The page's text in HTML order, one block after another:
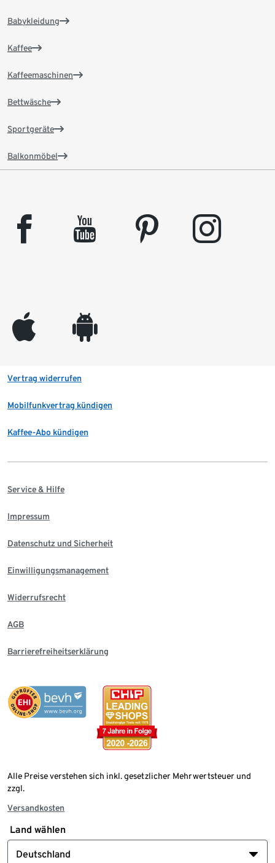
Babykleidung
Kaffee
Kaffeemaschinen
Bettwäsche
Sportgeräte
Balkonmöbel
facebook youtube pinterest instagram
appleinc android
Vertrag widerrufen
Mobilfunkvertrag kündigen
Kaffee-Abo kündigen
Service & Hilfe
Impressum
Datenschutz und Sicherheit
Einwilligungsmanagement
Widerrufsrecht
AGB
Barrierefreiheitserklärung
Alle Preise verstehen sich inkl. gesetzlicher Mehrwertsteuer und
zzgl.
Versandkosten
Land wählen
Deutschland